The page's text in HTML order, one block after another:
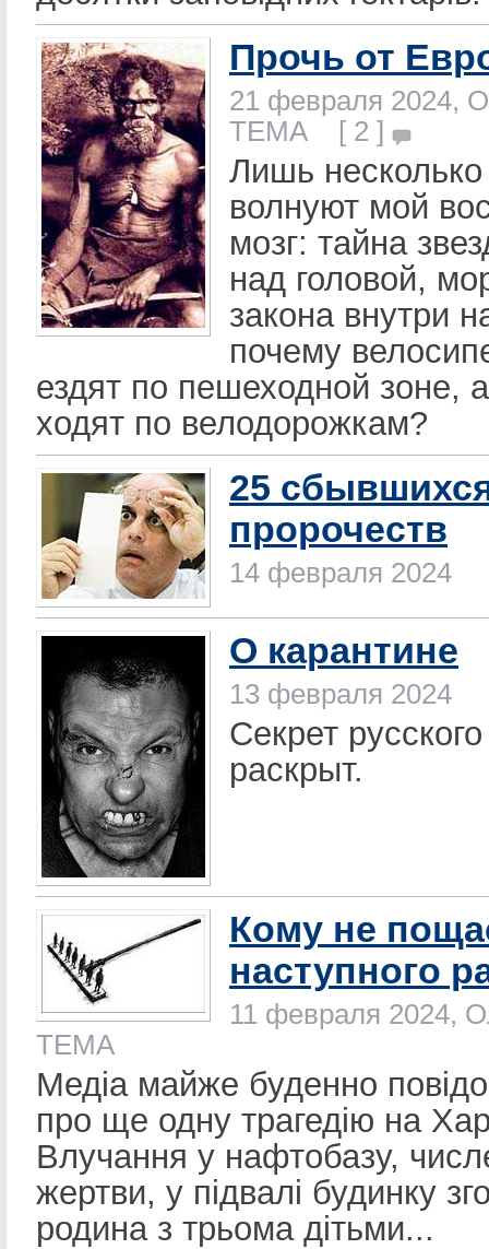
Прочь от
21 февраля 2024,
ТЕМА [ 2 ]
Лишь
волнуют мой
мозг: тайна
над головой,
закона внутри
почему
ездят по пешеходной зоне,
ходят по велодорожкам?
25
пророчеств
14 февраля 2024
О карантине
13 февраля 2024
Секрет
раскрыт.
Кому не
наступного
11 февраля 2024,
ТЕМА
Медіа майже буденно
про ще одну трагедію на
Влучання у нафтобазу,
жертви, у підвалі будинку
родина з трьома дітьми...